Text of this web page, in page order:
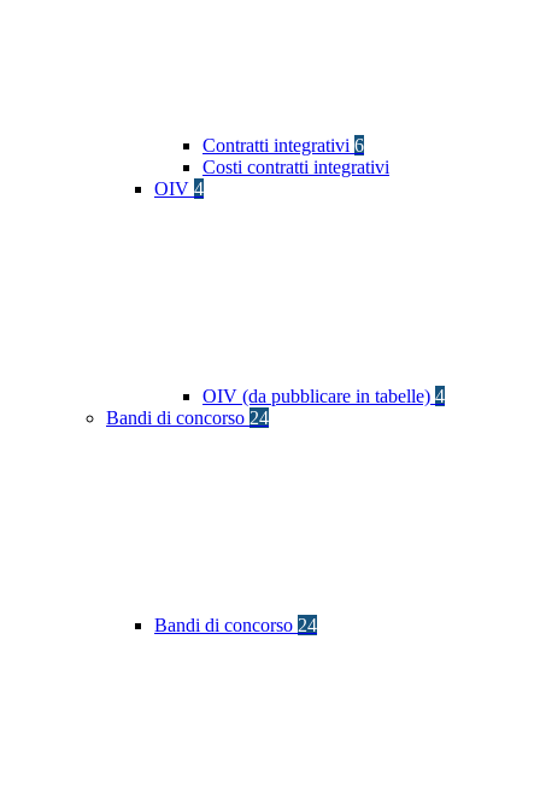
Contratti integrativi 6
Costi contratti integrativi
OIV 4
OIV (da pubblicare in tabelle) 4
Bandi di concorso 24
Bandi di concorso 24